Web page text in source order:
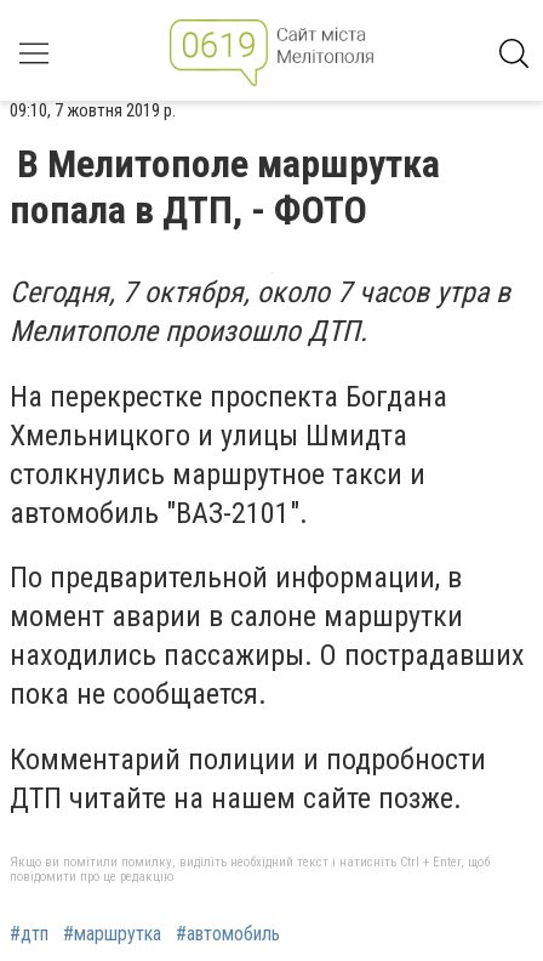
09:10, 7 жовтня 2019 р.
В Мелитополе маршрутка
попала в ДТП, - ФОТО
Сегодня, 7 октября, около 7 часов утра в
Мелитополе произошло ДТП.
На перекрестке проспекта Богдана
Хмельницкого и улицы Шмидта
столкнулись маршрутное такси и
автомобиль "ВАЗ-2101".
По предварительной информации, в
момент аварии в салоне маршрутки
находились пассажиры. О пострадавших
пока не сообщается.
Комментарий полиции и подробности
ДТП читайте на нашем сайте позже.
Якщо ви помітили помилку, виділіть необхідний текст і натисніть Ctrl + Enter, щоб
повідомити про це редакцію
#дтп #маршрутка #автомобиль